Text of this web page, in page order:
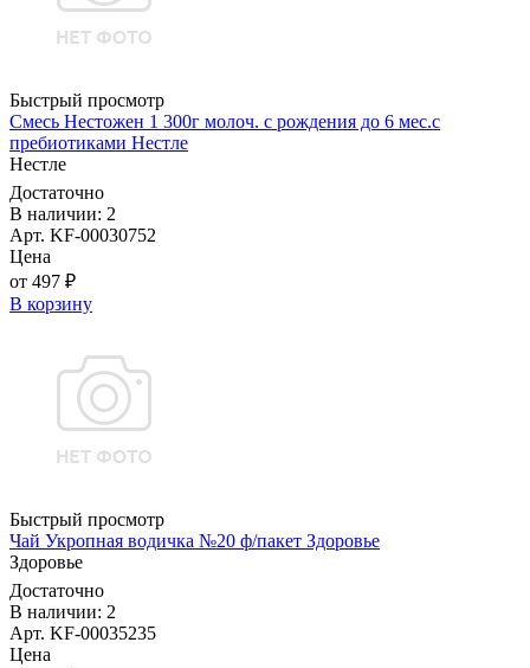
Быстрый просмотр
Смесь Нестожен 1 300г молоч. с рождения до 6 мес.с
пребиотиками Нестле
Нестле
Достаточно
В наличии: 2
Арт. KF-00030752
Цена
от 497 ₽
В корзину
Быстрый просмотр
Чай Укропная водичка №20 ф/пакет Здоровье
Здоровье
Достаточно
В наличии: 2
Арт. KF-00035235
Цена